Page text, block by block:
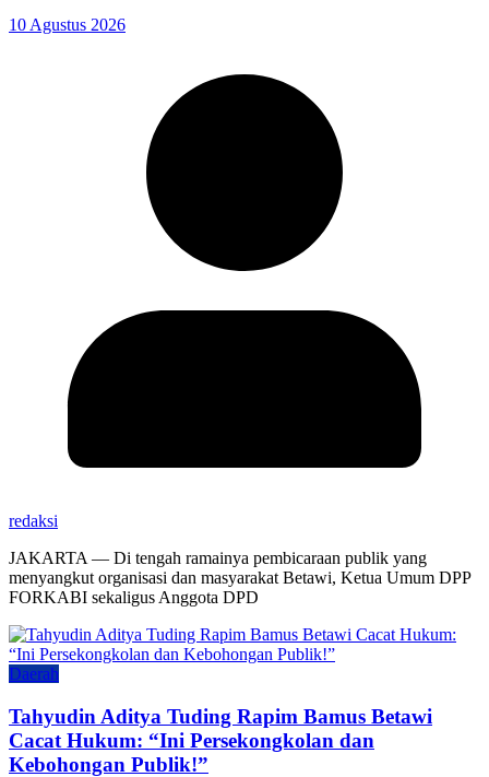
10 Agustus 2026
redaksi
JAKARTA — Di tengah ramainya pembicaraan publik yang
menyangkut organisasi dan masyarakat Betawi, Ketua Umum DPP
FORKABI sekaligus Anggota DPD
Daerah
Tahyudin Aditya Tuding Rapim Bamus Betawi
Cacat Hukum: “Ini Persekongkolan dan
Kebohongan Publik!”